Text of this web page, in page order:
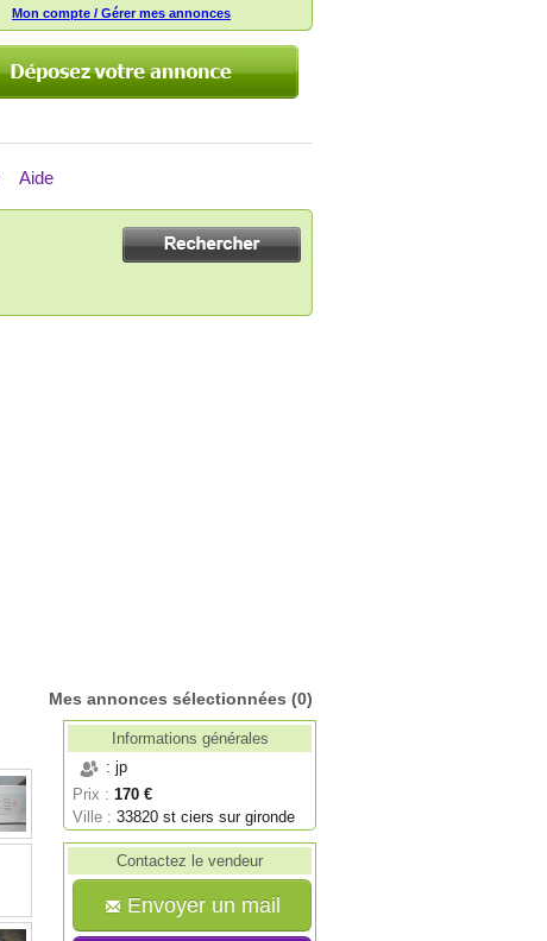
Mon compte / Gérer mes annonces
Aide
Mes annonces sélectionnées (0)
Informations générales
: jp
Prix : 170 €
Ville : 33820 st ciers sur gironde
Contactez le vendeur
Envoyer un mail